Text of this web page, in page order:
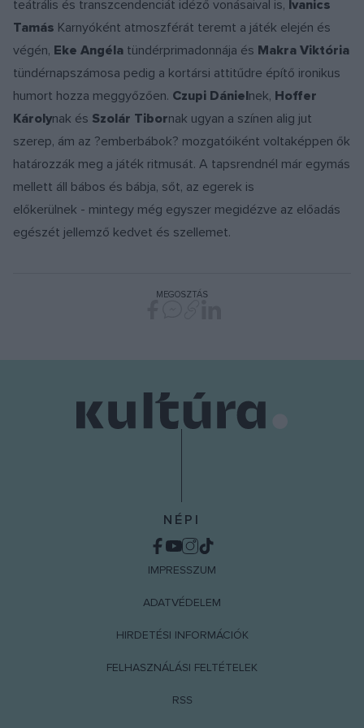
teátrális és transzcendenciát idéző vonásaival is, Ivanics
Tamás Karnyóként atmoszférát teremt a játék elején és
végén, Eke Angéla tündérprimadonnája és Makra Viktória
tündérnapszámosa pedig a kortársi attitűdre építő ironikus
humort hozza meggyőzően. Czupi Dánielnek, Hoffer
Károlynak és Szolár Tibornak ugyan a színen alig jut
szerep, ám az ?emberbábok? mozgatóiként voltaképpen ők
határozzák meg a játék ritmusát. A tapsrendnél már egymás
mellett áll bábos és bábja, sőt, az egerek is
előkerülnek - mintegy még egyszer megidézve az előadás
egészét jellemző kedvet és szellemet.
MEGOSZTÁS
NÉPI
IMPRESSZUM
ADATVÉDELEM
HIRDETÉSI INFORMÁCIÓK
FELHASZNÁLÁSI FELTÉTELEK
RSS